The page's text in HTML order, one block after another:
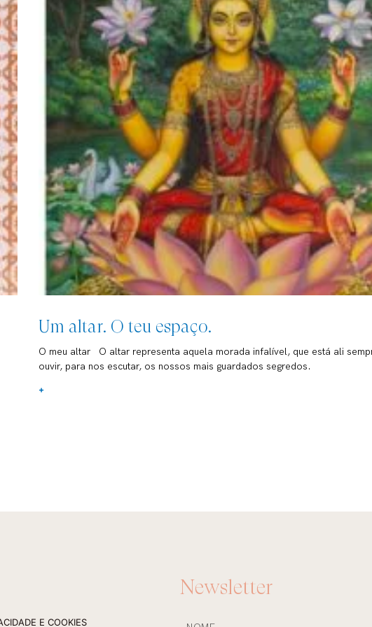
Um altar. O teu espaço.
O meu altar O altar representa aquela morada infalível, que está ali
ouvir, para nos escutar, os nossos mais guardados segredos.
+
E COOKIES
Newsletter
NOME